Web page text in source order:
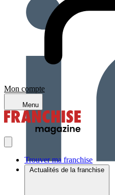
Mon compte
Menu
Trouver ma franchise
Actualités de la franchise